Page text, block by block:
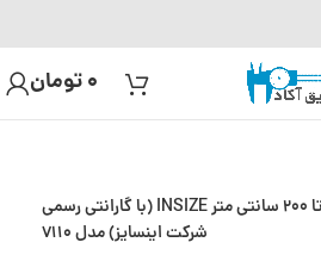
0تومان
خط کش فلزی از سایز 15 تا 200 سانتی متر INSIZE (با گارانتی رسمی
شرکت اینسایز) مدل 7110